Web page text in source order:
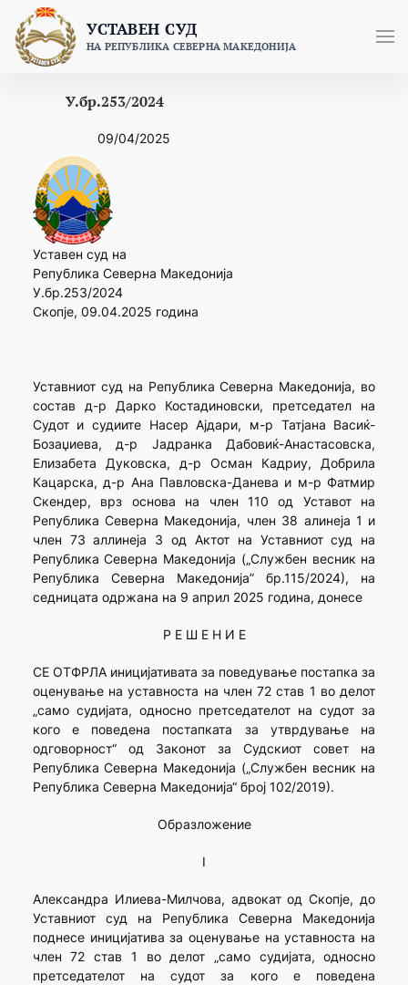
content
УСТАВЕН СУД
НА РЕПУБЛИКА СЕВЕРНА МАКЕДОНИЈА
У.бр.253/2024
09/04/2025
Уставен суд на
Република Северна Македонија
У.бр.253/2024
Скопје, 09.04.2025 година
Уставниот суд на Република Северна Македонија, во
состав д-р Дарко Костадиновски, претседател на
Судот и судиите Насер Ајдари, м-р Татјана Васиќ-
Бозаџиева, д-р Јадранка Дабовиќ-Анастасовска,
Елизабета Дуковска, д-р Осман Кадриу, Добрила
Кацарска, д-р Ана Павловска-Данева и м-р Фатмир
Скендер, врз основа на член 110 од Уставот на
Република Северна Македонија, член 38 алинеја 1 и
член 73 аллинеја 3 од Актот на Уставниот суд на
Република Северна Македонија („Службен весник на
Република Северна Македонија” бр.115/2024), на
седницата одржана на 9 април 2025 година, донесе
Р Е Ш Е Н И Е
СЕ ОТФРЛА иницијативата за поведување постапка за
оценување на уставноста на член 72 став 1 во делот
„само судијата, односно претседателот на судот за
кого е поведена постапката за утврдување на
одговорност“ од Законот за Судскиот совет на
Република Северна Македонија („Службен весник на
Република Северна Македонија“ број 102/2019).
Образложение
I
Александра Илиева-Милчова, адвокат од Скопје, до
Уставниот суд на Република Северна Македонија
поднесе иницијатива за оценување на уставноста на
член 72 став 1 во делот „само судијата, односно
претседателот на судот за кого е поведена